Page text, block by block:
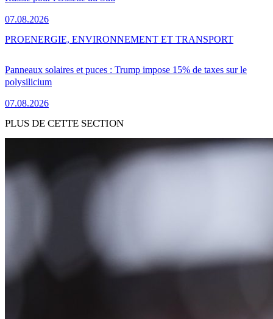
07.08.2026
Panneaux solaires et puces : Trump impose 15% de taxes sur le
polysilicium
07.08.2026
PROENERGIE, ENVIRONNEMENT ET TRANSPORT
PLUS DE CETTE SECTION